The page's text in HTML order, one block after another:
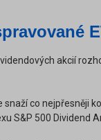
akcií
snaží co nejpřesněji
S&P 500 Dividend